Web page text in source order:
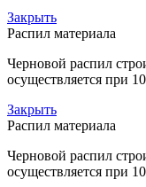
Закрыть
Распил материала
Черновой распил
осуществляется при
Закрыть
Распил материала
Черновой распил
осуществляется при